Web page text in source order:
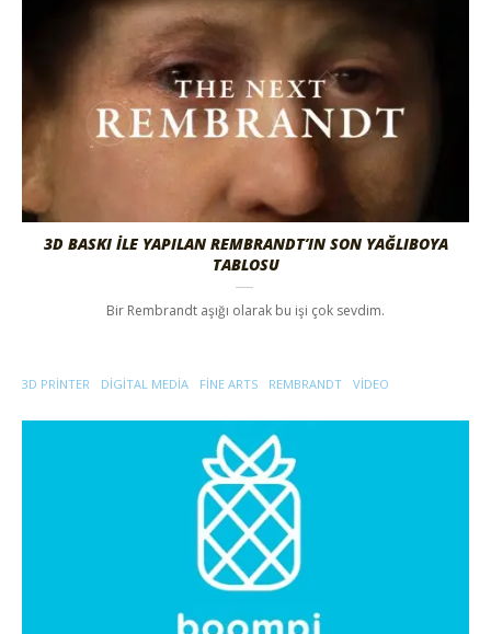
3D BASKI İLE YAPILAN REMBRANDT’IN SON YAĞLIBOYA
TABLOSU
Bir Rembrandt aşığı olarak bu işi çok sevdim.
3D PRINTER DIGITAL MEDIA FINE ARTS REMBRANDT VIDEO